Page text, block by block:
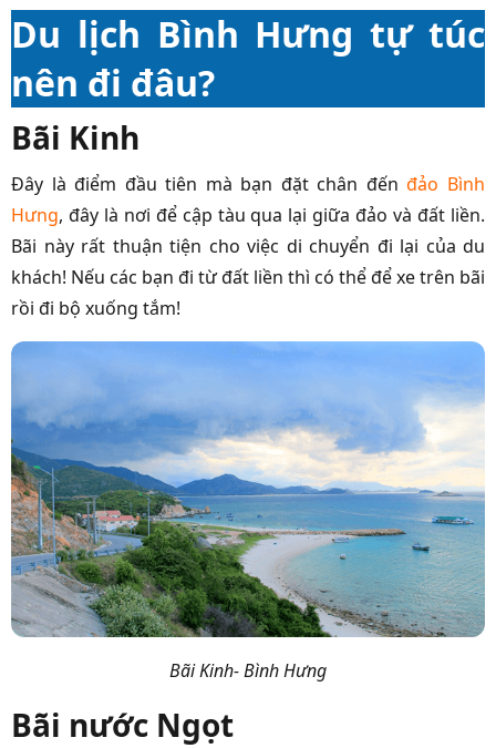
Du lịch Bình Hưng tự túc
nên đi đâu?
Bãi Kinh
Đây là điểm đầu tiên mà bạn đặt chân đếnđảo Bình
Hưng, đây là nơi để cập tàu qua lại giữa đảo và đất liền.
Bãi này rất thuận tiện cho việc di chuyển đi lại của du
khách! Nếu các bạn đi từ đất liền thì có thể để xe trên bãi
rồi đi bộ xuống tắm!
Bãi Kinh- Bình Hưng
Bãi nước Ngọt